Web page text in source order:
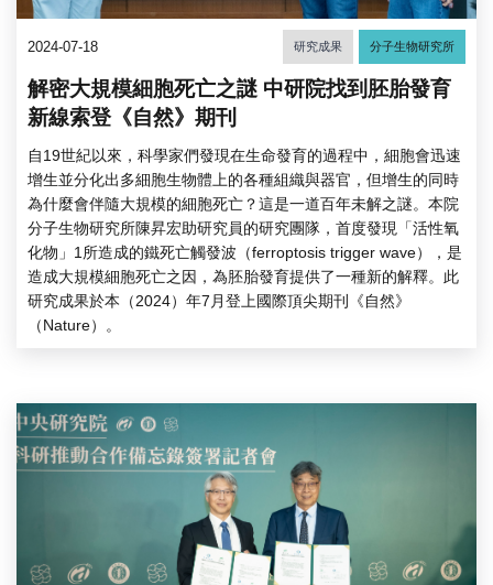
2024-07-18 研究成果 分子生物研究所
解密大規模細胞死亡之謎 中研院找到胚胎發育
新線索登《自然》期刊
自19世紀以來，科學家們發現在生命發育的過程中，細胞會迅速
增生並分化出多細胞生物體上的各種組織與器官，但增生的同時
為什麼會伴隨大規模的細胞死亡？這是一道百年未解之謎。本院
分子生物研究所陳昇宏助研究員的研究團隊，首度發現「活性氧
化物」1所造成的鐵死亡觸發波（ferroptosis trigger wave），是
造成大規模細胞死亡之因，為胚胎發育提供了一種新的解釋。此
研究成果於本（2024）年7月登上國際頂尖期刊《自然》
（Nature）。